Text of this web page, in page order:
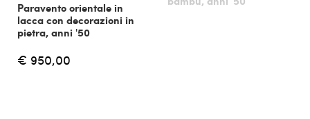
Paravento orientale in
lacca con decorazioni in
pietra, anni '50
€ 950,00